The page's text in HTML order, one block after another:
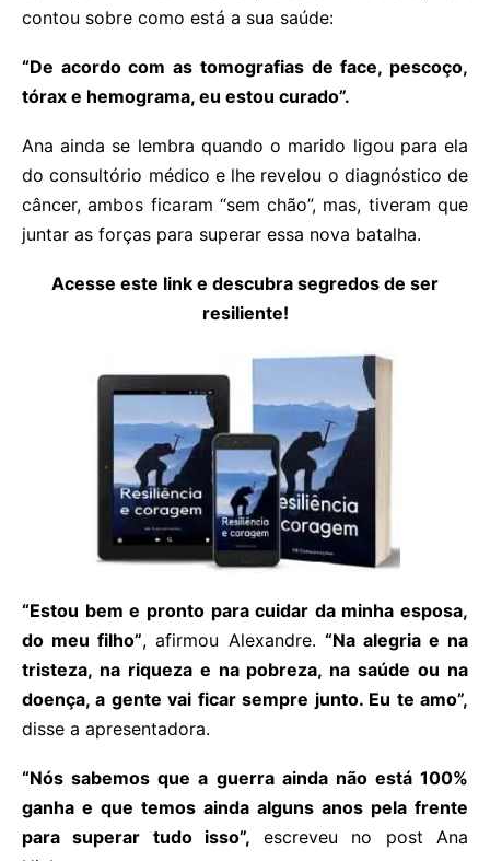
contou sobre como está a sua saúde:
“De acordo com as tomografias de face, pescoço,
tórax e hemograma, eu estou curado”.
Ana ainda se lembra quando o marido ligou para ela
do consultório médico e lhe revelou o diagnóstico de
câncer, ambos ficaram “sem chão”, mas, tiveram que
juntar as forças para superar essa nova batalha.
Acesse este link e descubra segredos de ser
resiliente!
“Estou bem e pronto para cuidar da minha esposa,
do meu filho”, afirmou Alexandre. “Na alegria e na
tristeza, na riqueza e na pobreza, na saúde ou na
doença, a gente vai ficar sempre junto. Eu te amo”,
disse a apresentadora.
“Nós sabemos que a guerra ainda não está 100%
ganha e que temos ainda alguns anos pela frente
para superar tudo isso”, escreveu no post Ana